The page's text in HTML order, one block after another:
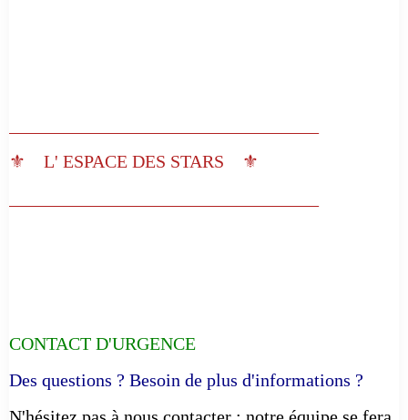
⚜️ L' ESPACE DES STARS ⚜️
CONTACT D'URGENCE
Des questions ? Besoin de plus d'informations ?